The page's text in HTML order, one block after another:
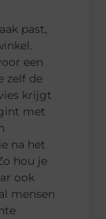
past,
een
zelf de
krijgt
met
na het
hou je
ook
mensen